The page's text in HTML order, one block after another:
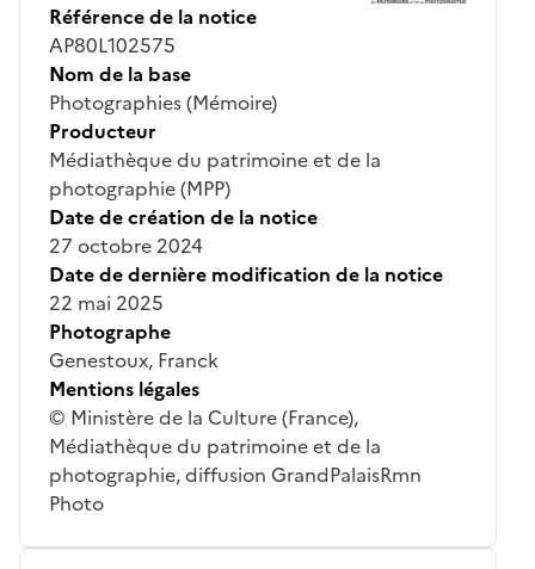
Référence de la notice
AP80L102575
Nom de la base
Photographies (Mémoire)
Producteur
Médiathèque du patrimoine et de la
photographie (MPP)
Date de création de la notice
27 octobre 2024
Date de dernière modification de la notice
22 mai 2025
Photographe
Genestoux, Franck
Mentions légales
© Ministère de la Culture (France),
Médiathèque du patrimoine et de la
photographie, diffusion GrandPalaisRmn
Photo